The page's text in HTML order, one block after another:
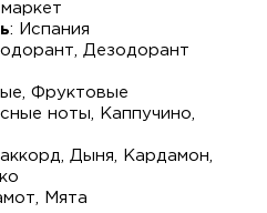
: Испания
Дезодорант
Фруктовые
ноты, Каппучино,
Дыня, Кардамон,
Мята